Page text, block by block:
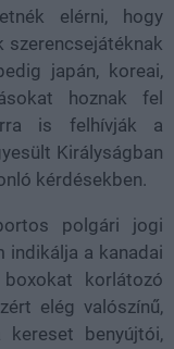
elérni, hogy
szerencsejátéknak
japán, koreai,
hoznak fel
is felhívják a
Királyságban
kérdésekben.
polgári jogi
indikálja a kanadai
korlátozó
elég valószínű,
kereset benyújtói,